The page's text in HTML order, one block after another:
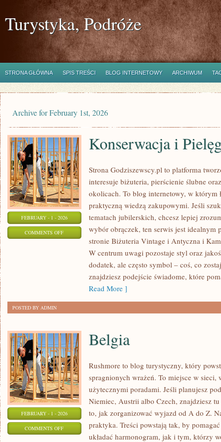
Turystyka, Podróże
STRONA GŁÓWNA SPIS TREŚCI BLOG INTERNETOWY ARCHIWUM
Archive for February 1st, 2026
FEBRUARY - 1 - 2026
COMMENTS OFFON
KONSERWACJA
PIELĘGNACJA
Konserwacja i
Strona Godziszewscy.pl to platforma
interesuje biżuteria, pierścienie ślubne
okolicach. To blog internetowy, w którym
praktyczną wiedzą zakupowymi. Jeśli
tematach jubilerskich, chcesz lepiej
wybór obrączek, ten serwis jest idealnym
stronie Biżuteria Vintage i Antyczna i
W centrum uwagi pozostaje styl oraz
dodatek, ale często symbol – coś, co
znajdziesz podejście świadome, które
Read More ]
POSTED BY ADMIN
FEBRUARY - 1 - 2026
COMMENTS OFFON
Belgia
Rushmore to blog turystyczny, który
spragnionych wrażeń. To miejsce w sieci,
użytecznymi poradami. Jeśli planujesz
Niemiec, Austrii albo Czech, znajdziesz
to, jak zorganizować wyjazd od A do Z.
praktyka. Treści powstają tak, by
układać harmonogram, jak i tym, którzy